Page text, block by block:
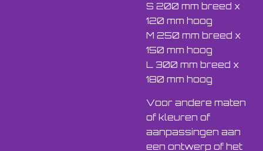
S 200 mm breed x
120 mm hoog
M 250 mm breed x
150 mm hoog
L 300 mm breed x
180 mm hoog
Voor andere maten
of kleuren of
aanpassingen aan
een ontwerp of het